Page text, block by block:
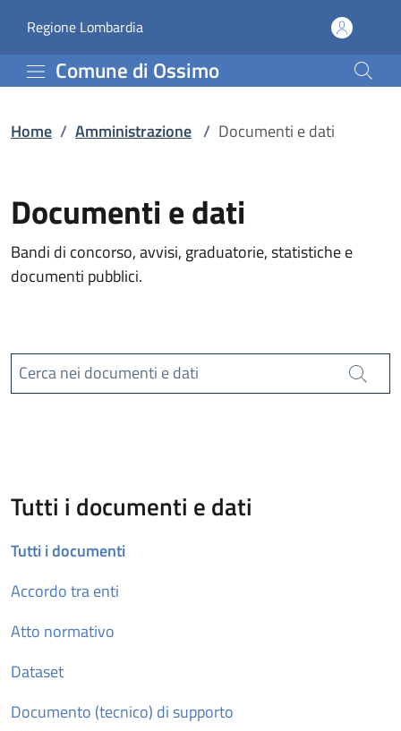
Documenti e dati |
Regione Lombardia(apre in un'altra scheda).
Comune di Ossimo
Home / Amministrazione / Documenti e dati
Documenti e dati
Bandi di concorso, avvisi, graduatorie, statistiche e
documenti pubblici.
Cerca nei documenti e dati
Cerca
Tutti i documenti e dati
Tutti i documenti
Accordo tra enti
Atto normativo
Dataset
Documento (tecnico) di supporto